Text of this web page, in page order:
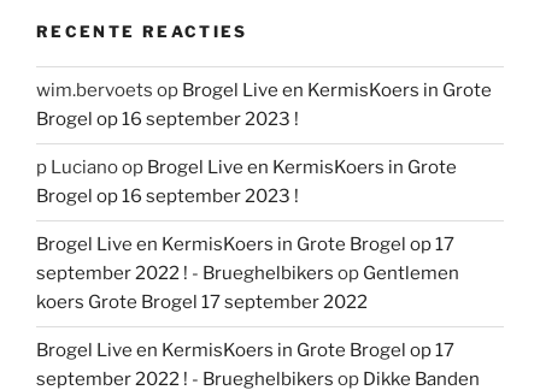
RECENTE REACTIES
wim.bervoets op Brogel Live en KermisKoers in Grote
Brogel op 16 september 2023 !
p Lucianoop Brogel Live en KermisKoers in Grote
Brogel op 16 september 2023 !
Brogel Live en KermisKoers in Grote Brogel op 17
september 2022 ! - Brueghelbikers op Gentlemen
koers Grote Brogel 17 september 2022
Brogel Live en KermisKoers in Grote Brogel op 17
september 2022 ! - Brueghelbikers op Dikke Banden